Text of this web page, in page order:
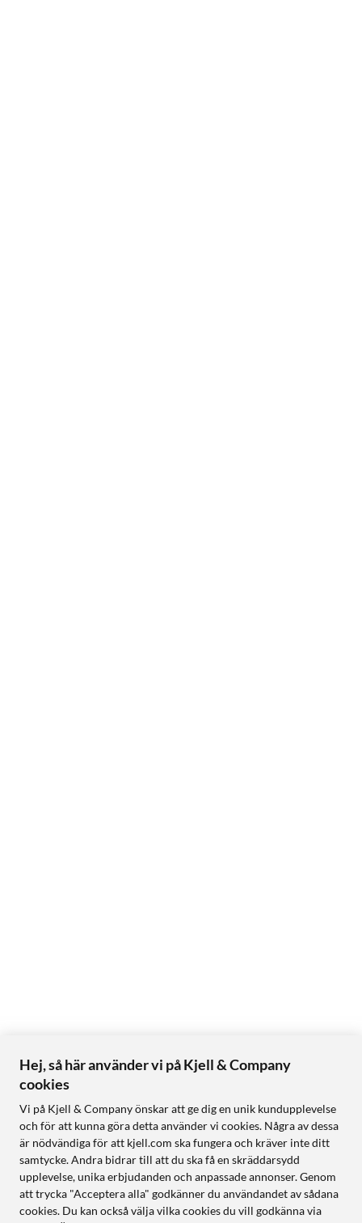
Hej, så här använder vi på Kjell & Company
cookies
Vi på Kjell & Company önskar att ge dig en unik kundupplevelse
och för att kunna göra detta använder vi cookies. Några av dessa
är nödvändiga för att kjell.com ska fungera och kräver inte ditt
samtycke. Andra bidrar till att du ska få en skräddarsydd
upplevelse, unika erbjudanden och anpassade annonser. Genom
att trycka "Acceptera alla" godkänner du användandet av sådana
cookies. Du kan också välja vilka cookies du vill godkänna via